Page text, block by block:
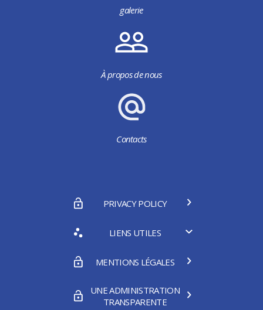
galerie
À propos de nous
Contacts
PRIVACY POLICY
LIENS UTILES
MENTIONS LÉGALES
UNE ADMINISTRATION
TRANSPARENTE